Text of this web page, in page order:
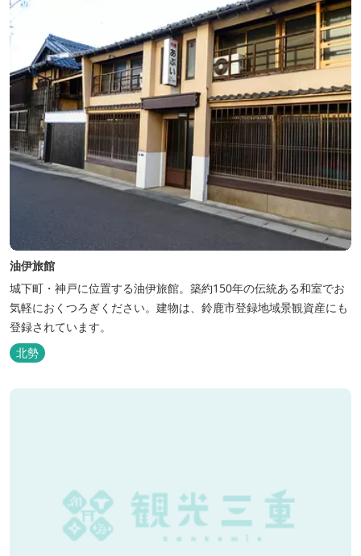
油伊旅館
城下町・神戸に位置する油伊旅館。築約150年の伝統ある和室でお
気軽におくつろぎください。建物は、鈴鹿市登録地域景観資産にも
登録されています。
北勢